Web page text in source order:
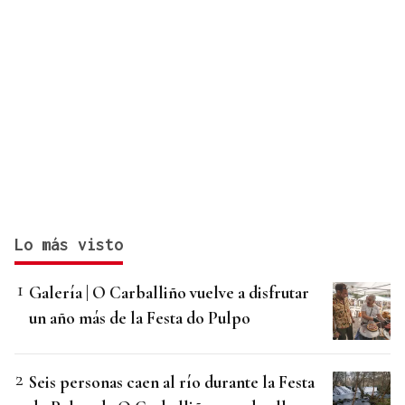
Lo más visto
Galería | O Carballiño vuelve a disfrutar
un año más de la Festa do Pulpo
Seis personas caen al río durante la Festa